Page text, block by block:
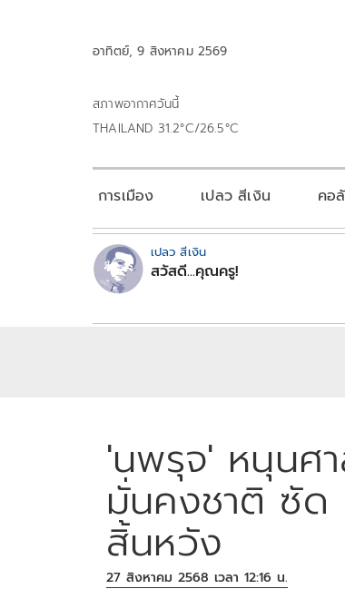
อาทิตย์, 9 สิงหาคม 2569
สภาพอากาศวันนี้
THAILAND 31.2°C/26.5°C
การเมือง เปลว สีเงิน คอ
เปลว สีเงิน
สวัสดี...คุณครู!
'นพรุจ' หนุนศ
มั่นคงชาติ ซัด
สิ้นหวัง
27 สิงหาคม 2568 เวลา 12:16 น.